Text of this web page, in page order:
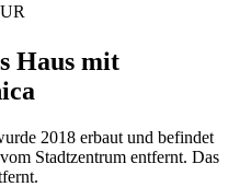
Haus mit
2018 erbaut und befindet
Stadtzentrum entfernt. Das